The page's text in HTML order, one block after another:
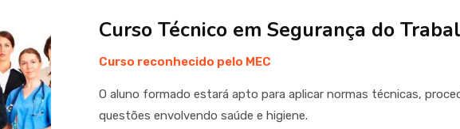
Curso Técnico em Segurança do
Curso reconhecido pelo MEC
O aluno formado estará apto para aplicar normas técnicas,
questões envolvendo saúde e higiene.